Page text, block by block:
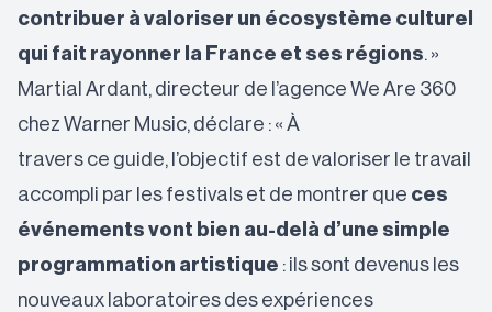
contribuer à valoriser un écosystème culturel
qui fait rayonner la France et ses régions. »
Martial Ardant, directeur de l’agence We Are 360
chez Warner Music, déclare : « À
travers ce guide, l’objectif est de valoriser le travail
accompli par les festivals et de montrer que ces
événements vont bien au-delà d’une simple
programmation artistique : ils sont devenus les
nouveaux laboratoires des expériences